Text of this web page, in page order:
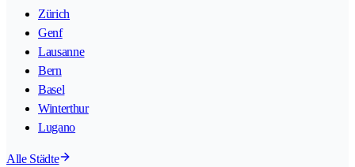
Zürich
Genf
Lausanne
Bern
Basel
Winterthur
Lugano
Alle Städte